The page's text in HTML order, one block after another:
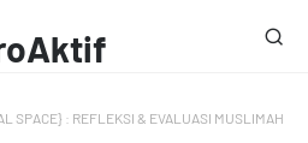
SPACE} : REFLEKSI & EVALUASI MUSLIMAH